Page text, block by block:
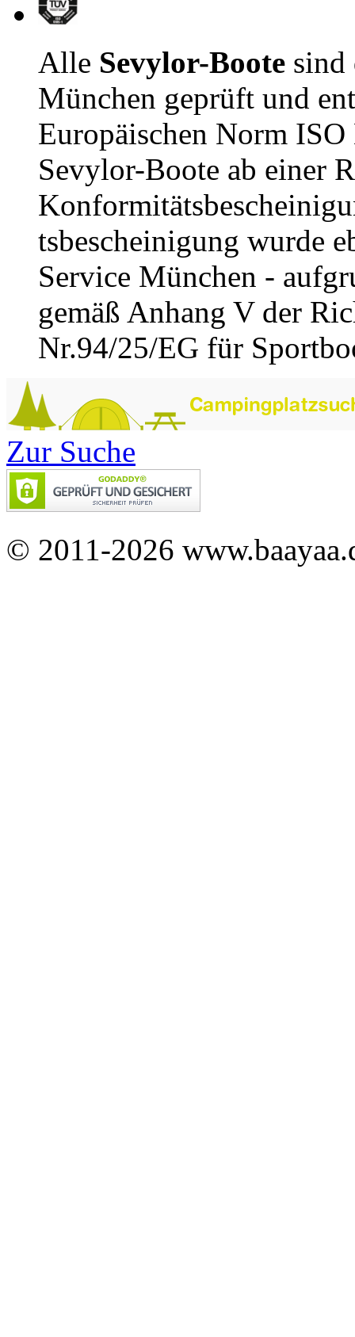
Alle Sevylor-Boote sind
München geprüft und
Europäischen Norm
Sevylor-Boote ab einer
tsbescheinigung wurde
Service München -
gemäß Anhang V der
Nr.94/25/EG für
Zur Suche
© 2011-2026